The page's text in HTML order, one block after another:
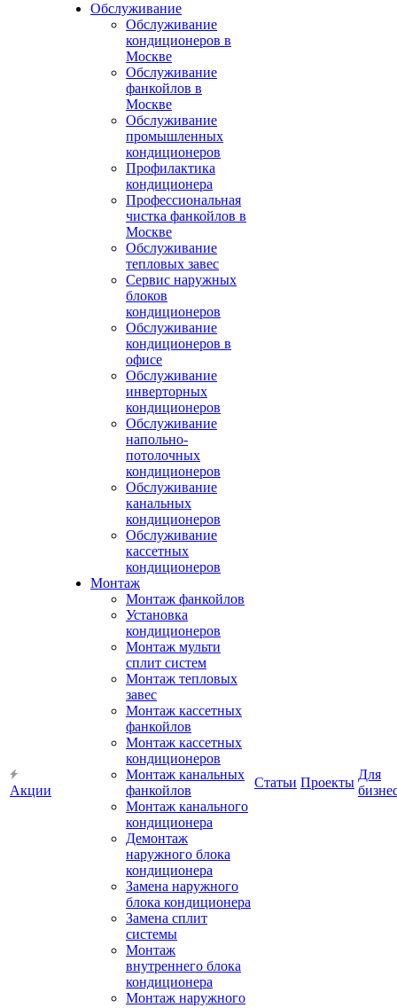
Акции
Обслуживание
Обслуживание
кондиционеров в
Москве
Обслуживание
фанкойлов в
Москве
Обслуживание
промышленных
кондиционеров
Профилактика
кондиционера
Профессиональная
чистка фанкойлов в
Москве
Обслуживание
тепловых завес
Сервис наружных
блоков
кондиционеров
Обслуживание
кондиционеров в
офисе
Обслуживание
инверторных
кондиционеров
Обслуживание
напольно-
потолочных
кондиционеров
Обслуживание
канальных
кондиционеров
Обслуживание
кассетных
кондиционеров
Монтаж
Монтаж фанкойлов
Установка
кондиционеров
Монтаж мульти
сплит систем
Монтаж тепловых
завес
Монтаж кассетных
фанкойлов
Монтаж кассетных
кондиционеров
Монтаж канальных
фанкойлов
Монтаж канального
кондиционера
Демонтаж
наружного блока
кондиционера
Замена наружного
блока кондиционера
Замена сплит
системы
Монтаж
внутреннего блока
кондиционера
Монтаж наружного
Статьи Проекты
Для